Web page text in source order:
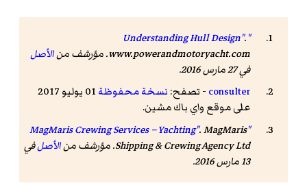
"Understanding Hull Design"
.
www.powerandmotoryacht.com. مؤرشف منالأصل
في 27 مارس 2016.
consulter - تصفح: نسخة محفوظة
01 يوليو 2017
على موقع واي باك مشين.
"MagMaris Crewing Services – Yachting"
. MagMaris
Shipping & Crewing Agency Ltd. مؤرشف من
الأصلفي
13 مارس 2016
.